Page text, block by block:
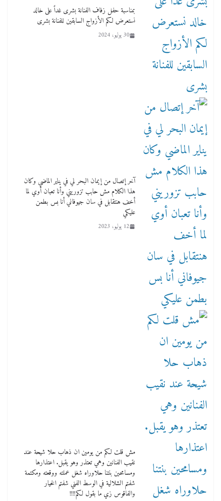
بمناسبة حفل زفاف الفنانة بشرى غداً على خالد
نستعرض لكم الأزواج السابقين للفنانة بشرى
30 يوليو، 2024
آخر إتصال من إيمان البحر لي في يناير الماضي وكان
هذا الكلام مش حابب تزوريني وأنا تعبان أوي لما
أخف هنتقابل في سان جيوفاني أنا بس بطمن
عليكي
12 يوليو، 2023
مش قلت لكم من يومين ان ذهاب حلا شيحة عند
نقيب الفنانين وهي تعتذر وهو يقبل. اعتذارها
ومسامحين بنتنا حلاوراه شغل عملته ووقعته ومكتمة
شفتم الشلالية في الوسط الفني شفتم الخيار
والفاقوس زي ما بقول لكم!!!!